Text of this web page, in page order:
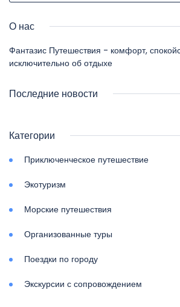
О нас
Фантазис Путешествия - комфорт,
исключительно об отдыхе
Последние новости
Категории
Приключенческое путешествие
Экотуризм
Морские путешествия
Организованные туры
Поездки по городу
Экскурсии с сопровождением